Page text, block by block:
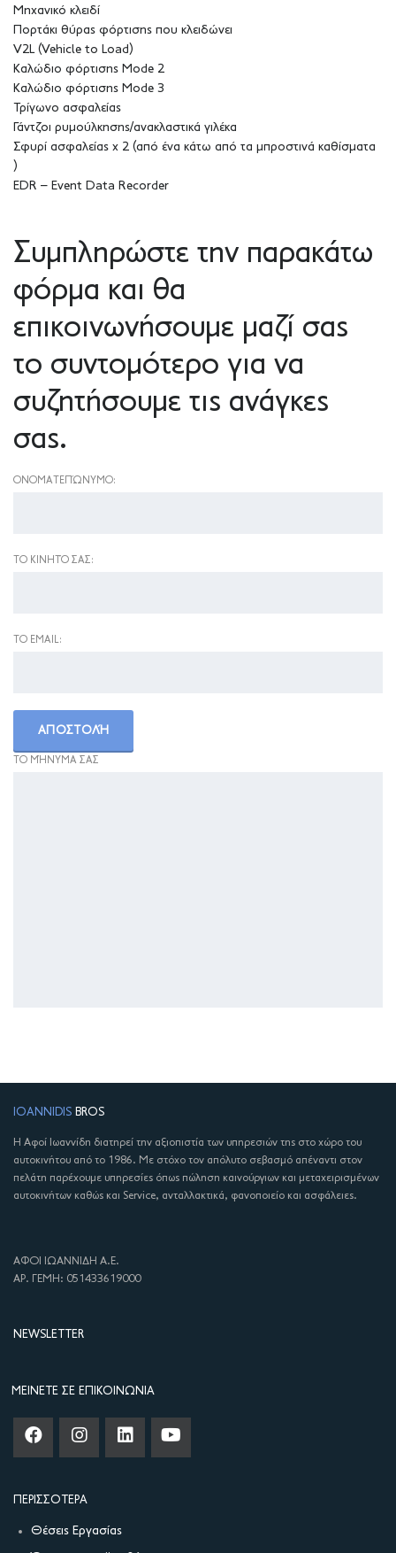
Μηχανικό κλειδί
Πορτάκι θύρας φόρτισης που κλειδώνει
V2L (Vehicle to Load)
Καλώδιο φόρτισης Mode 2
Καλώδιο φόρτισης Mode 3
Τρίγωνο ασφαλείας
Γάντζοι ρυμούλκησης/ανακλαστικά γιλέκα
Σφυρί ασφαλείας x 2 (από ένα κάτω από τα μπροστινά καθίσματα
)
EDR – Event Data Recorder
Συμπληρώστε την παρακάτω
φόρμα και θα
επικοινωνήσουμε μαζί σας
το συντομότερο για να
συζητήσουμε τις ανάγκες
σας.
ΟΝΟΜΑΤΕΠΏΝΥΜΟ:
ΤΟ ΚΙΝΗΤΌ ΣΑΣ:
ΤΟ EMAIL:
ΤΟ ΜΉΝΥΜΑ ΣΑΣ
IOANNIDIS BROS
Η Αφοί Ιωαννίδη διατηρεί την αξιοπιστία των υπηρεσιών της στο χώρο του
αυτοκινήτου από το 1986. Με στόχο τον απόλυτο σεβασμό απέναντι στον
πελάτη παρέχουμε υπηρεσίες όπως πώληση καινούργιων και μεταχειρισμένων
αυτοκινήτων καθώς και Service, ανταλλακτικά, φανοποιείο και ασφάλειες.
ΑΦΟΙ ΙΩΑΝΝΙΔΗ Α.Ε.
ΑΡ. ΓΕΜΗ: 051433619000
NEWSLETTER
ΜΕΊΝΕΤΕ ΣΕ ΕΠΙΚΟΙΝΩΝΊΑ
ΠΕΡΙΣΣΌΤΕΡΑ
Θέσεις Εργασίας